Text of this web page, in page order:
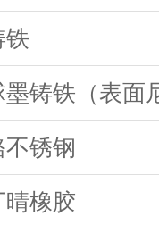
铁
墨铸铁（表面
不锈钢
晴橡胶